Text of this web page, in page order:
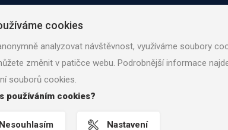
cookies
analyzovat návštěvnost, využíváme soubory
změnit v patičce webu. Podrobnější informace
souborů cookies.
používáním cookies?
Nesouhlasím Nastavení